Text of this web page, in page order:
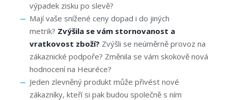
výpadek zisku po slevě?
Mají vaše snížené ceny dopad i do jiných
metrik? Zvýšila se vám stornovanost a
vratkovost zboží? Zvýšli se neúměrně provoz na
zákaznické podpoře? Změnila se vám skokově nová
hodnocení na Heuréce?
Jeden zlevněný produkt může přivést nové
zákazníky, kteří si pak budou společně s ním